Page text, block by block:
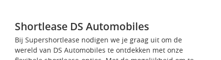
Shortlease DS Automobiles
Bij Supershortlease nodigen we je graag uit om de
wereld van DS Automobiles te ontdekken met onze